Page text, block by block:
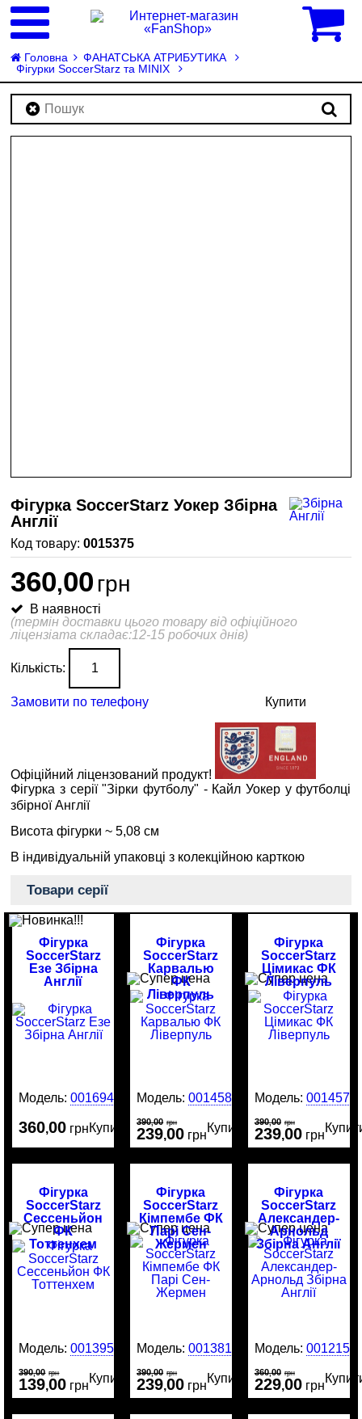
Головна
ФАНАТСЬКА АТРИБУТИКА
Фігурки SoccerStarz та MINIX
Фігурка SoccerStarz Уокер Збірна
Англії
0015375
360,00 грн
В наявності
(термін доставки цього товару від офіційного
ліцензіата складає:12-15 робочих днів)
Кількість:
Замовити по телефону Купити
Офіційний ліцензований продукт!
Фігурка з серії "Зірки футболу" - Кайл Уокер у футболці
збірної Англії
Висота фігурки ~ 5,08 см
В індивідуальній упаковці з колекційною карткою
Товари серії
Фігурка
SoccerStarz
Езе Збірна
Англії
Модель:0016946
360,00 грнКупити
Фігурка
SoccerStarz
Карвалью
ФК
Ліверпуль
Модель:0014581
390,00 грн
239,00 грн
Купити
Фігурка
SoccerStarz
Цімикас ФК
Ліверпуль
Модель: 0014577
390,00 грн
239,00 грн
Фігурка
SoccerStarz
Сессеньйон
ФК
Тоттенхем
Модель:0013951
390,00 грн
139,00 грн
Купити
Фігурка
SoccerStarz
Кімпембе ФК
Парі Сен-
Жермен
Модель:0013813
390,00 грн
239,00 грн
Купити
Фігурка
SoccerStarz
Александер-
Арнольд
Збірна Англії
Модель: 0012159
360,00 грн
229,00 грн